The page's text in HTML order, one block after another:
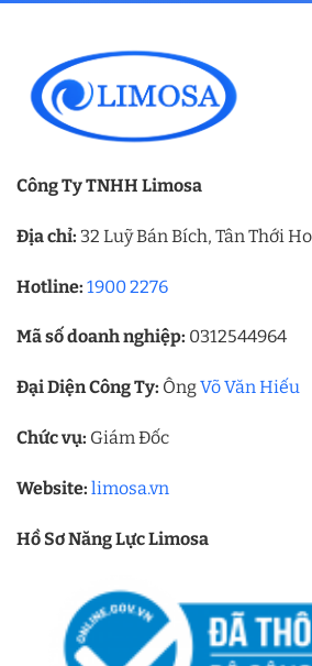
Công Ty TNHH Limosa
Địa chỉ: 32 Luỹ Bán Bích, Tân Thới
Hotline: 1900 2276
Mã số doanh nghiệp: 0312544964
Đại Diện Công Ty: ÔngVõ Văn Hiếu
Chức vụ: Giám Đốc
Website: limosa.vn
Hồ Sơ Năng Lực Limosa